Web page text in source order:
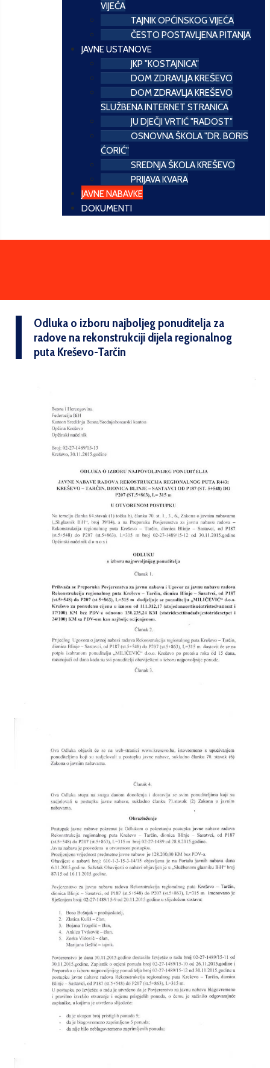
VIJEĆA
TAJNIK OPĆINSKOG VIJEĆA
ČESTO POSTAVLJENA PITANJA
JAVNE USTANOVE
JKP "KOSTAJNICA"
DOM ZDRAVLJA KREŠEVO
DOM ZDRAVLJA KREŠEVO
SLUŽBENA INTERNET STRANICA
JU DJEČJI VRTIĆ "RADOST"
OSNOVNA ŠKOLA "DR. BORIS
ĆORIĆ"
SREDNJA ŠKOLA KREŠEVO
PRIJAVA KVARA
JAVNE NABAVKE
DOKUMENTI
Odluka o izboru najboljeg ponuditelja za
radove na rekonstrukciji dijela regionalnog
puta Kreševo-Tarčin